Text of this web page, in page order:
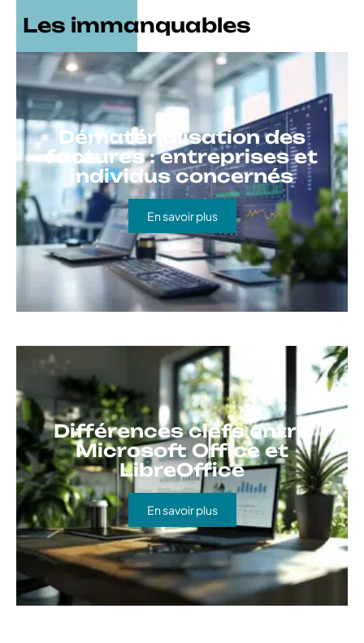
Les immanquables
Dématérialisation des
factures : entreprises et
individus concernés
En savoir plus
Différences clefs entre
Microsoft Office et
LibreOffice
En savoir plus